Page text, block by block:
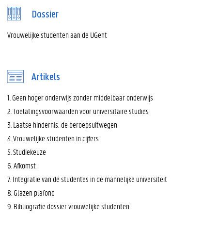
Dossier
Vrouwelijke studenten aan de UGent
Artikels
1. Geen hoger onderwijs zonder middelbaar onderwijs
2. Toelatingsvoorwaarden voor universitaire studies
3. Laatse hindernis: de beroepsuitwegen
4. Vrouwelijke studenten in cijfers
5. Studiekeuze
6. Afkomst
7. Integratie van de studentes in de mannelijke universiteit
8. Glazen plafond
9. Bibliografie dossier vrouwelijke studenten